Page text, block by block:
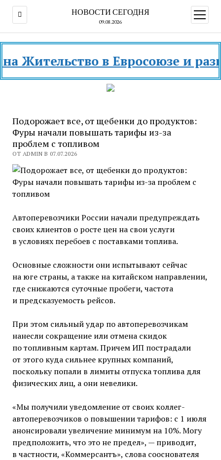
НОВОСТИ СЕГОДНЯ
09.08.2026
меню
в Евросоюзе и разных
Подорожает все, от щебенки до продуктов:
Фуры начали повышать тарифы из-за
проблем с топливом
ОТ ADMIN В 07.07.2026
Автоперевозчики России начали предупреждать
своих клиентов о росте цен на свои услуги
в условиях перебоев с поставками топлива.
Основные сложности они испытывают сейчас
на юге страны, а также на китайском направлении,
где снижаются суточные пробеги, частота
и предсказуемость рейсов.
При этом сильный удар по автоперевозчикам
нанесли сокращение или отмена скидок
по топливным картам. Причем ИП пострадали
от этого куда сильнее крупных компаний,
поскольку попали в лимиты отпуска топлива для
физических лиц, а они невелики.
«Мы получили уведомление от своих коллег-
автоперевозчиков о повышении тарифов: с 1 июля
анонсировали увеличение минимум на 10%. Могу
предположить, что это не предел», — приводит,
в частности, «Коммерсантъ», слова сооснователя